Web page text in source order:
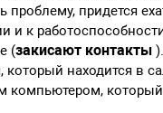
проблему, придется
и к
(закисают контакты
который находится в
компьютером,